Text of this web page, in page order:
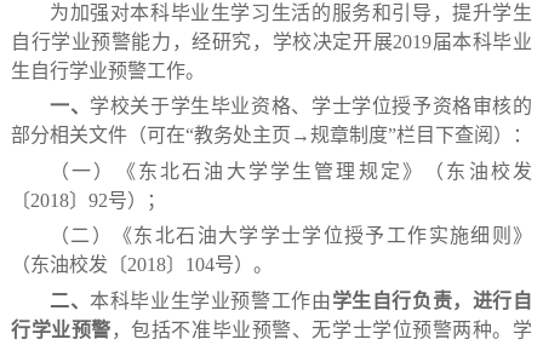
为加强对本科毕业生学习生活的服务和引导，提升学生
自行学业预警能力，经研究，学校决定开展2019届本科毕业
生自行学业预警工作。
一、 学校关于学生毕业资格、学士学位授予资格审核的
部分相关文件（可在“教务处主页→规章制度”栏目下查阅）：
（一）《东北石油大学学生管理规定》（东油校发
〔2018〕 92号）；
（二）《东北石油大学学士学位授予工作实施细则》
（东油校发〔2018〕 104号）。
二、本科毕业生学业预警工作由学生自行负责，进行自
行学业预警 ，包括不准毕业预警、无学士学位预警两种。学